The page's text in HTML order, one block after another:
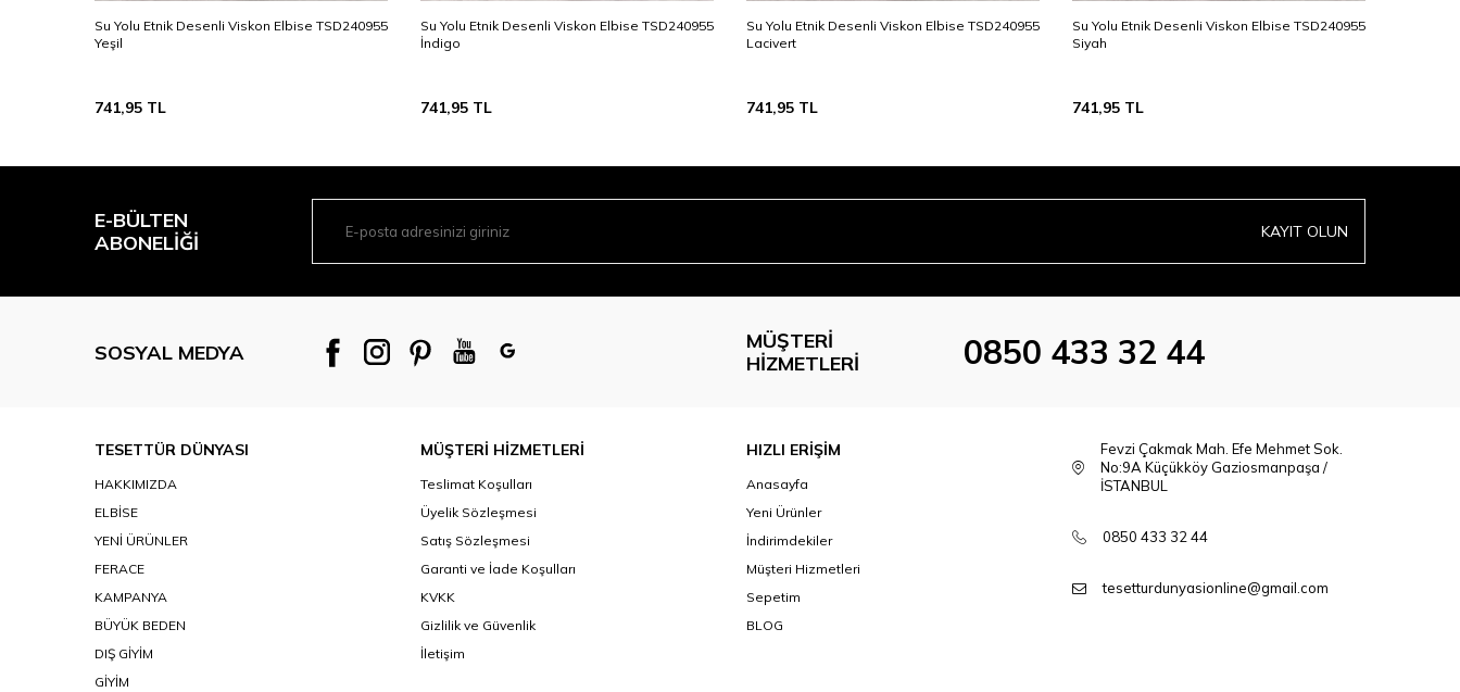
Su Yolu Etnik Desenli Viskon Elbise TSD240955
Yeşil
741,95 TL
Su Yolu Etnik Desenli Viskon Elbise TSD240955
İndigo
741,95 TL
Su Yolu Etnik Desenli Viskon Elbise TSD240955
Lacivert
741,95 TL
Su Yolu Etnik Desenli Viskon Elbise TSD240955
Siyah
741,95 TL
E-BÜLTEN
ABONELIĞI
KAYIT OLUN
SOSYAL MEDYA
MÜŞTERI
HIZMETLERI
0850 433 32 44
TESETTÜR DÜNYASI
HAKKIMIZDA
ELBİSE
YENİ ÜRÜNLER
FERACE
KAMPANYA
BÜYÜK BEDEN
DIŞ GİYİM
GİYİM
MÜŞTERİ HİZMETLERİ
Teslimat Koşulları
Üyelik Sözleşmesi
Satış Sözleşmesi
Garanti ve İade Koşulları
KVKK
Gizlilik ve Güvenlik
İletişim
HIZLI ERİŞİM
Anasayfa
Yeni Ürünler
İndirimdekiler
Müşteri Hizmetleri
Sepetim
BLOG
Fevzi Çakmak Mah. Efe Mehmet Sok.
No:9A Küçükköy Gaziosmanpaşa /
İSTANBUL
0850 433 32 44
tesetturdunyasionline@gmail.com